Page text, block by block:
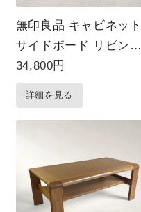
無印良品 キャビネット
サイドボード リビング
ボード ナチュラル 収納
家具
34,800円
詳細を見る